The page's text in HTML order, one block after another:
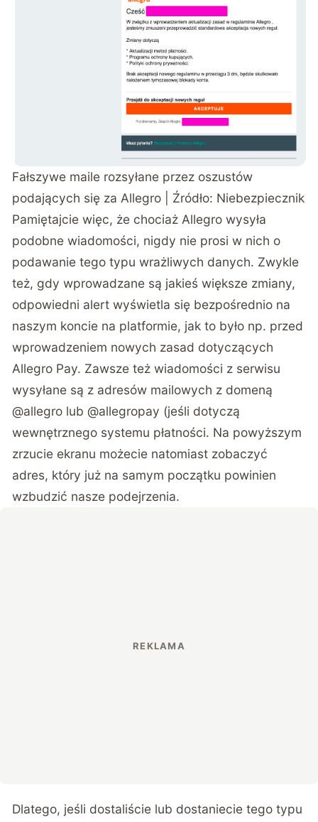
Fałszywe maile rozsyłane przez oszustów
podających się za Allegro | Źródło: Niebezpiecznik
Pamiętajcie więc, że chociaż Allegro wysyła
podobne wiadomości, nigdy nie prosi w nich o
podawanie tego typu wrażliwych danych. Zwykle
też, gdy wprowadzane są jakieś większe zmiany,
odpowiedni alert wyświetla się bezpośrednio na
naszym koncie na platformie, jak to było np. przed
wprowadzeniem nowych zasad dotyczących
Allegro Pay. Zawsze też wiadomości z serwisu
wysyłane są z adresów mailowych z domeną
@allegro lub @allegropay (jeśli dotyczą
wewnętrznego systemu płatności. Na powyższym
zrzucie ekranu możecie natomiast zobaczyć
adres, który już na samym początku powinien
wzbudzić nasze podejrzenia.
Dlatego, jeśli dostaliście lub dostaniecie tego typu